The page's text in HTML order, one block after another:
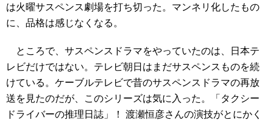
は火曜サスペンス劇場を打ち切った。マンネリ化したもの
に、品格は感じなくなる。
ところで、サスペンスドラマをやっていたのは、日本テ
レビだけではない。テレビ朝日はまだサスペンスものを続
けている。ケーブルテレビで昔のサスペンスドラマの再放
送を見たのだが、このシリーズは気に入った。「タクシー
ドライバーの推理日誌」！ 渡瀬恒彦さんの演技がとにかく